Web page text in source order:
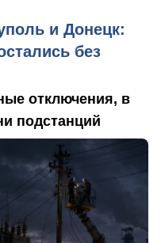
и Донецк:
без
отключения, в
подстанций